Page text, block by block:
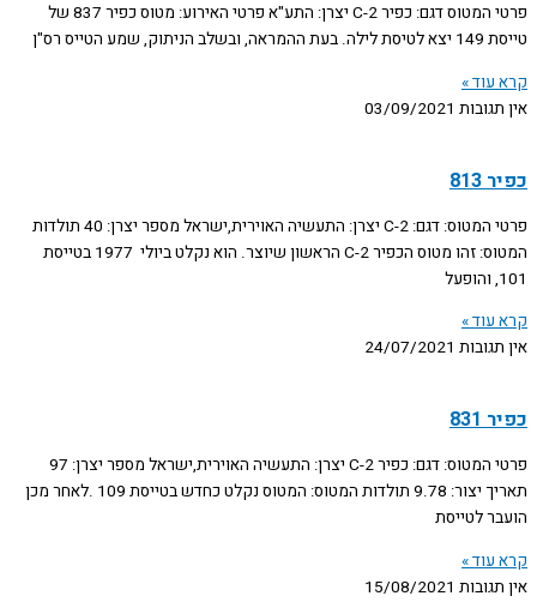
פרטי המטוס דגם: כפיר C-2 יצרן: התע"א פרטי האירוע: מטוס כפיר 837 של
טייסת 149 יצא לטיסת לילה. בעת ההמראה, ובשלב הניתוק, שמע הטייס רס"ן
קרא עוד »
אין תגובות 03/09/2021
כפיר 813
פרטי המטוס: דגם: C-2 יצרן: התעשיה האוירית,ישראל מספר יצרן: 40 תולדות
המטוס: זהו מטוס הכפיר C-2 הראשון שיוצר. הוא נקלט ביולי 1977 בטייסת
101, והופעל
קרא עוד »
אין תגובות 24/07/2021
כפיר 831
פרטי המטוס: דגם: כפיר C-2 יצרן: התעשיה האוירית,ישראל מספר יצרן: 97
תאריך יצור: 9.78 תולדות המטוס: המטוס נקלט כחדש בטייסת 109 .לאחר מכן
הועבר לטייסת
קרא עוד »
אין תגובות 15/08/2021